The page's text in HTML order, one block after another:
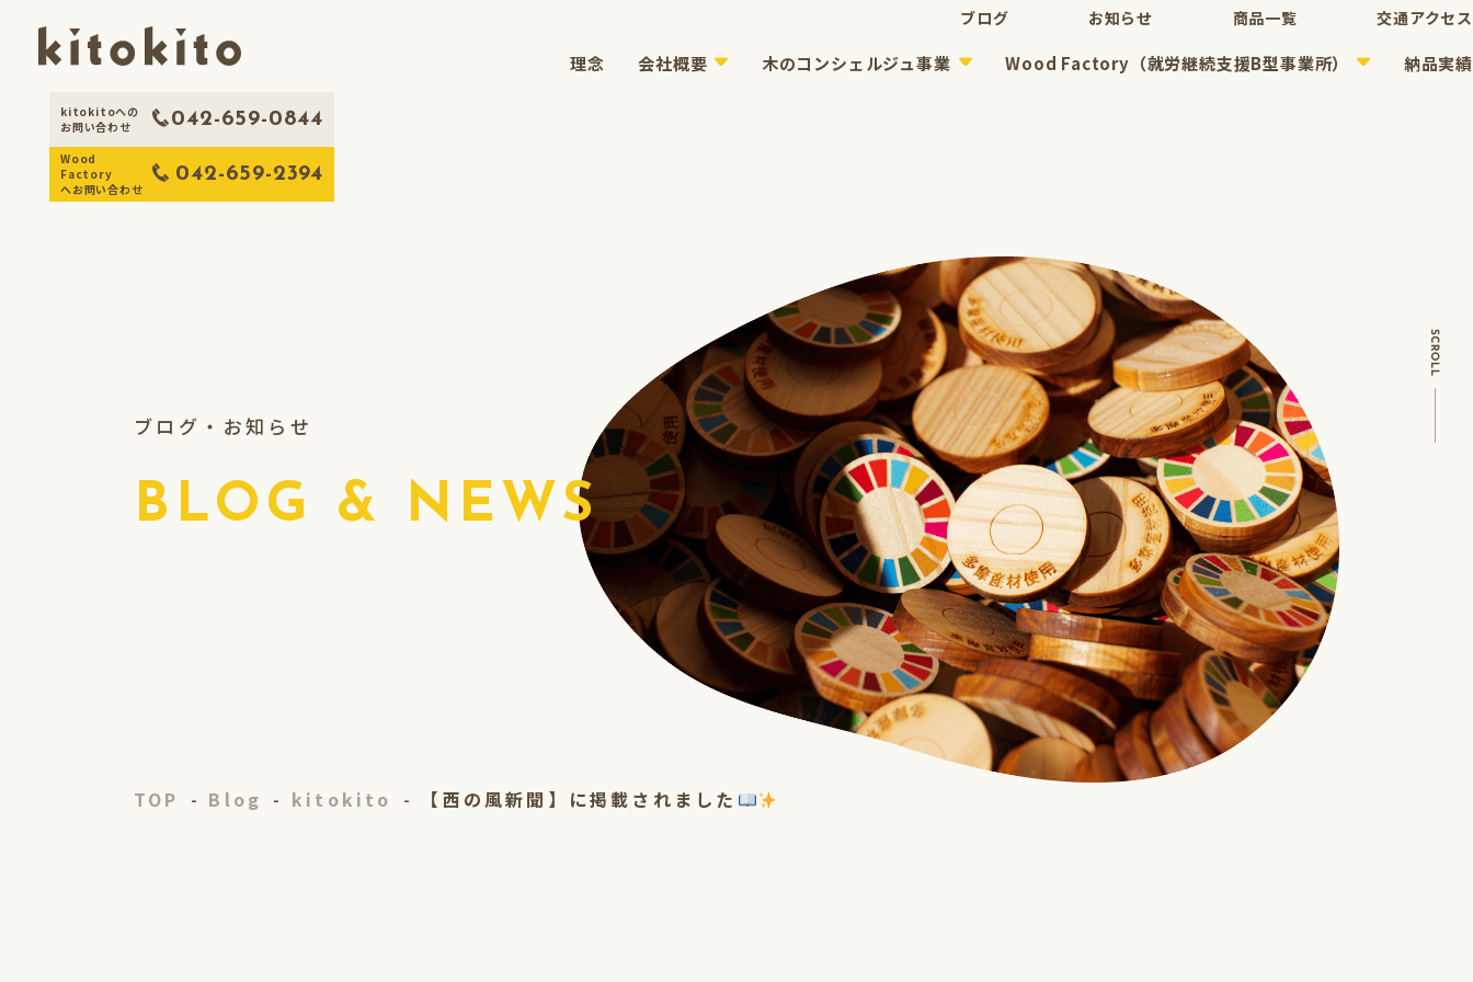
ブログ お知らせ 商品一覧 交通アクセス
理念 会社概要
会社概要
代表理事あいさつ
木のコンシェルジュ事業
木のコンシェルジュ事業
木のコンシェルジュ
事業概要
Wood Factory（就労継続支援B型事業所）
Wood Factory（就労継続支援B型事業所）
Wood Factory
事業概要
納品実績
kitokitoへの
お問い合わせ
042-659-0844
Wood
Factory
へお問い合わせ
042-659-2394
ブログ・お知らせ
BLOG & NEWS
TOP Blog kitokito 【西の風新聞】に掲載されました